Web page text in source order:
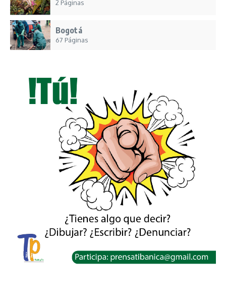
2 Páginas
Bogotá
67 Páginas